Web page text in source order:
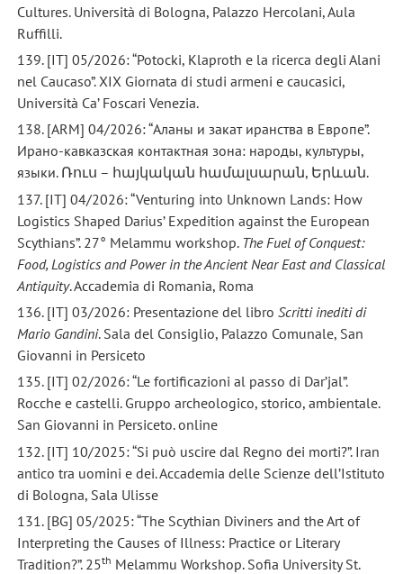
Cultures. Università di Bologna, Palazzo Hercolani, Aula
Ruffilli.
139. [IT] 05/2026: “Potocki, Klaproth e la ricerca degli Alani
nel Caucaso”. XIX Giornata di studi armeni e caucasici,
Università Ca’ Foscari Venezia.
138. [ARM] 04/2026: “Аланы и закат иранства в Европе”.
Ирано-кавказская контактная зона: народы, культуры,
языки. Ռուս – հայկական համալսարան, Երևան.
137. [IT] 04/2026: “Venturing into Unknown Lands: How
Logistics Shaped Darius’ Expedition against the European
Scythians”. 27° Melammu workshop. The Fuel of Conquest:
Food, Logistics and Power in the Ancient Near East and Classical
Antiquity. Accademia di Romania, Roma
136. [IT] 03/2026: Presentazione del libro Scritti inediti di
Mario Gandini. Sala del Consiglio, Palazzo Comunale, San
Giovanni in Persiceto
135. [IT] 02/2026: “Le fortificazioni al passo di Dar’jal”.
Rocche e castelli. Gruppo archeologico, storico, ambientale.
San Giovanni in Persiceto. online
132. [IT] 10/2025: “Si può uscire dal Regno dei morti?”. Iran
antico tra uomini e dei. Accademia delle Scienze dell’Istituto
di Bologna, Sala Ulisse
131. [BG] 05/2025: “The Scythian Diviners and the Art of
Interpreting the Causes of Illness: Practice or Literary
Tradition?”. 25th Melammu Workshop. Sofia University St.